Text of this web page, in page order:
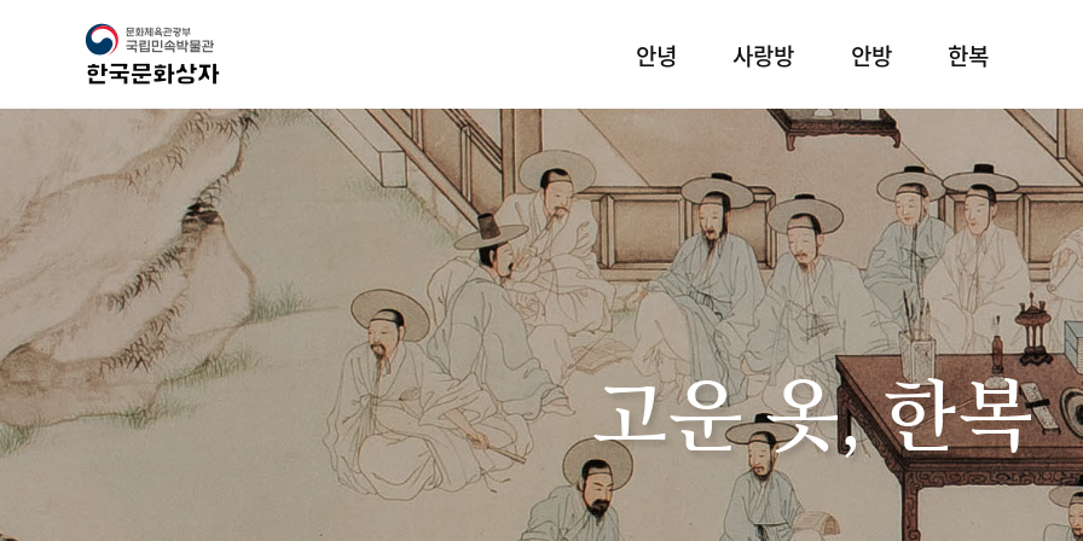
안녕 사랑방 안방 한복
고운 옷, 한복